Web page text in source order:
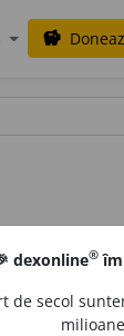
savings
dexonline®
de secol